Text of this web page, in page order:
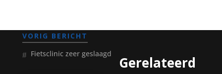
VORIG BERICHT
Fietsclinic zeer geslaagd
Gerelateerd